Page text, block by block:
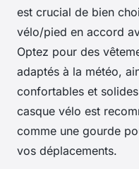
est crucial de bien
vélo/pied en accord
Optez pour des
adaptés à la météo,
confortables et
casque vélo est
comme une gourde
vos déplacements.